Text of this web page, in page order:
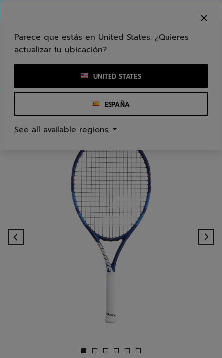
Ingresar una palabra clave o un número de artículo
Parece que estás en United States. ¿Quieres
actualizar tu ubicación?
UNITED STATES
ESPAÑA
See all available regions